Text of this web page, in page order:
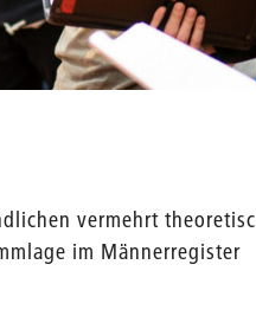
vermehrt
im Männerregister